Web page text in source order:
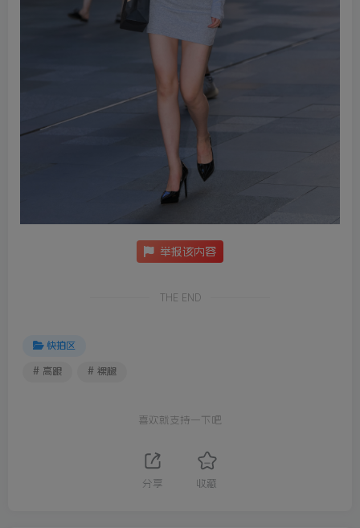
举报该内容
THE END
快拍区
# 高跟 # 裸腿
喜欢就支持一下吧
分享 收藏